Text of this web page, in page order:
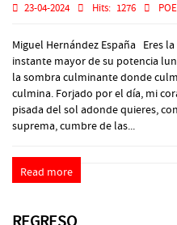
23-04-2024 Hits: 1276
Miguel Hernández España Eres
instante mayor de su potencia
la sombra culminante donde
culmina. Forjado por el día, mi
pisada del sol adonde quieres,
suprema, cumbre de las...
Read more